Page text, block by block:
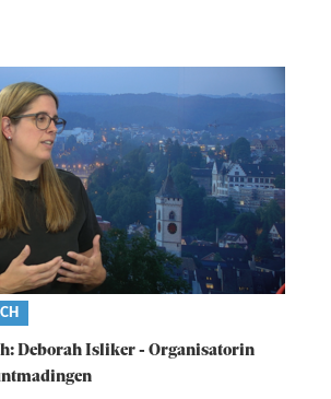
Deborah Isliker - Organisatorin